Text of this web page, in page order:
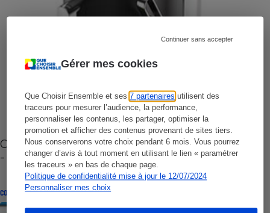
Gérer mes cookies
Que Choisir Ensemble et ses7 partenaires utilisent des
traceurs pour mesurer l’audience, la performance,
personnaliser les contenus, les partager, optimiser la
promotion et afficher des contenus provenant de sites tiers.
Nous conserverons votre choix pendant 6 mois. Vous pourrez
changer d’avis à tout moment en utilisant le lien « paramétrer
les traceurs » en bas de chaque page.
Politique de confidentialité mise à jour le 12/07/2024
Personnaliser mes choix
Continuer sans accepter
Cafetière à capsules zéro déchet CoffeeB (vidéo)
- Premières impressions
CONSEILS